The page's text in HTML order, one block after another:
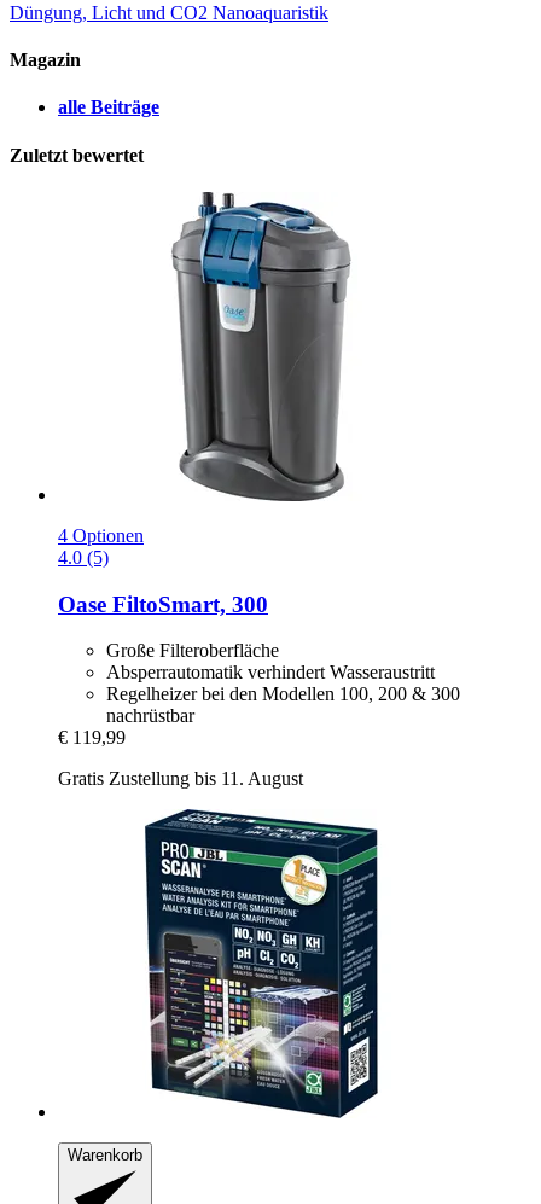
Düngung, Licht und CO2 Nanoaquaristik
Magazin
alle Beiträge
Zuletzt bewertet
4 Optionen
4.0 (5)
Oase FiltoSmart, 300
Große Filteroberfläche
Absperrautomatik verhindert Wasseraustritt
Regelheizer bei den Modellen 100, 200 & 300
nachrüstbar
€ 119,99
Gratis Zustellung bis 11. August
Warenkorb